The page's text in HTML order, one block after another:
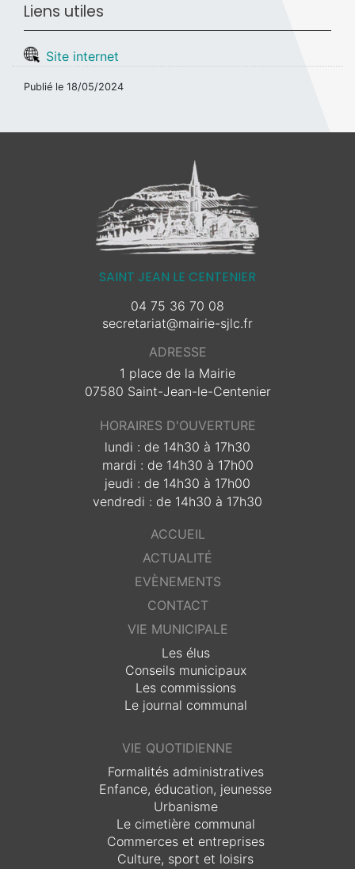
Liens utiles
Site internet
Publié le 18/05/2024
SAINT JEAN LE CENTENIER
04 75 36 70 08
secretariat@mairie-sjlc.fr
ADRESSE
1 place de la Mairie
07580 Saint-Jean-le-Centenier
HORAIRES D'OUVERTURE
lundi : de 14h30 à 17h30
mardi : de 14h30 à 17h00
jeudi : de 14h30 à 17h00
vendredi : de 14h30 à 17h30
ACCUEIL
ACTUALITÉ
EVÈNEMENTS
CONTACT
VIE MUNICIPALE
Les élus
Conseils municipaux
Les commissions
Le journal communal
VIE QUOTIDIENNE
Formalités administratives
Enfance, éducation, jeunesse
Urbanisme
Le cimetière communal
Commerces et entreprises
Culture, sport et loisirs